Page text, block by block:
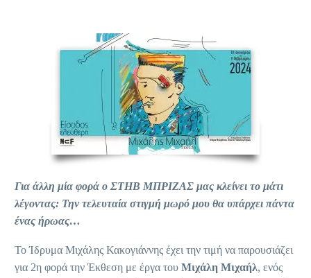
Για άλλη μία φορά ο ΣΤΗΒ ΜΠΡΙΖΑΣ μας κλείνει το μάτι
λέγοντας: Την τελευταία στιγμή μωρό μου θα υπάρχει πάντα
ένας ήρωας…
Το Ίδρυμα Μιχάλης Κακογιάννης έχει την τιμή να παρουσιάζει
για 2η φορά την Έκθεση με έργα του Μιχάλη Μιχαήλ, ενός